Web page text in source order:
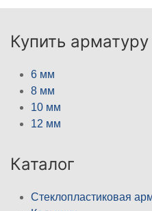
Купить арматуру
6 мм
8 мм
10 мм
12 мм
Каталог
Стеклопластиковая